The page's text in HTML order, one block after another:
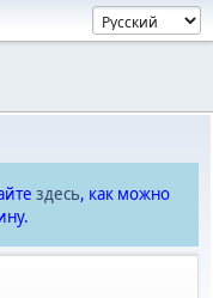
здесь, как можно